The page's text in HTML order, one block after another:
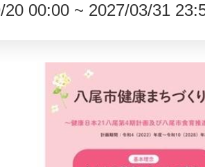
20 00:00 ~ 2027/03/31